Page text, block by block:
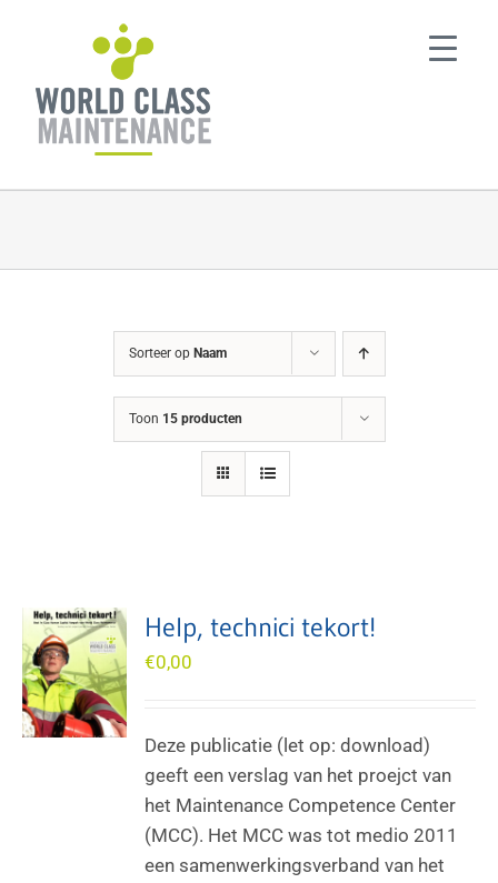
Sorteer op Naam
Toon 15 producten
Help, technici tekort!
€0,00
Deze publicatie (let op: download)
geeft een verslag van het proejct van
het Maintenance Competence Center
(MCC). Het MCC was tot medio 2011
een samenwerkingsverband van het